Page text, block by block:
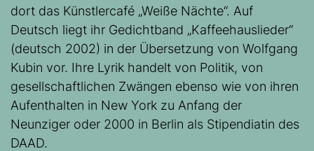
dort das Künstlercafé „Weiße Nächte“. Auf
Deutsch liegt ihr Gedichtband „Kaffeehauslieder“
(deutsch 2002) in der Übersetzung von Wolfgang
Kubin vor. Ihre Lyrik handelt von Politik, von
gesellschaftlichen Zwängen ebenso wie von ihren
Aufenthalten in New York zu Anfang der
Neunziger oder 2000 in Berlin als Stipendiatin des
DAAD.